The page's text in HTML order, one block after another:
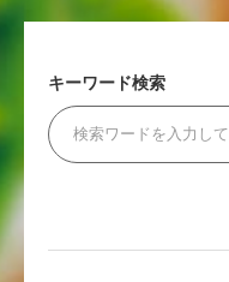
キーワード検索